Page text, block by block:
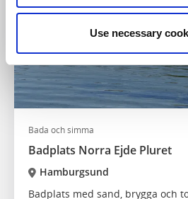
Use necessary
Bada och simma
Badplats Norra Ejde Pluret
Hamburgsund
Badplats med sand, brygga och